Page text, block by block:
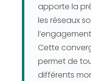
apporte la
les réseaux
Cette
permet de
différents